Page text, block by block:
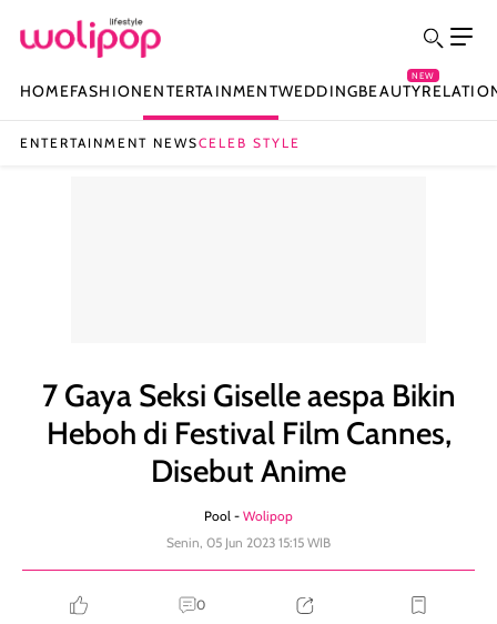
HOMEFASHIONENTERTAINMENTWEDDINGBEAUTY
NEW
ENTERTAINMENT NEWSCELEB STYLE
7 Gaya Seksi Giselle aespa Bikin
Heboh di Festival Film Cannes,
Disebut Anime
Pool - Wolipop
Senin, 05 Jun 2023 15:15 WIB
0